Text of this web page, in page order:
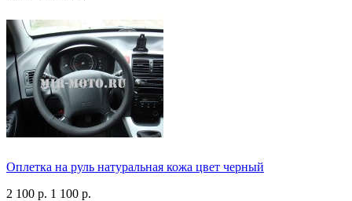
Оплетка на руль натуральная кожа цвет черный
2 100 р. 1 100 р.